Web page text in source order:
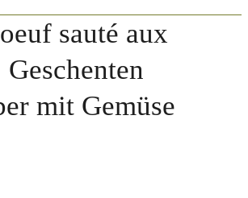
sauté aux
mit Gemüse